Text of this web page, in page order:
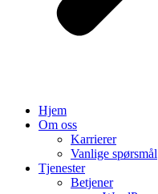
Hjem
Om oss
Karrierer
Vanlige spørsmål
Tjenester
Betjener